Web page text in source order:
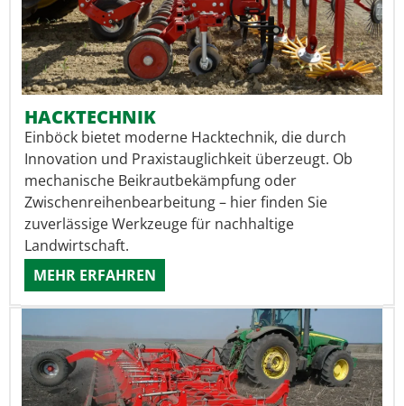
HACKTECHNIK
Einböck bietet moderne Hacktechnik, die durch
Innovation und Praxistauglichkeit überzeugt. Ob
mechanische Beikrautbekämpfung oder
Zwischenreihenbearbeitung – hier finden Sie
zuverlässige Werkzeuge für nachhaltige
Landwirtschaft.
MEHR ERFAHREN